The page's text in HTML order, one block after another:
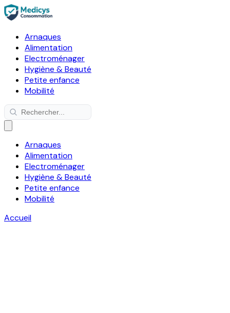
Arnaques
Alimentation
Electroménager
Hygiène & Beauté
Petite enfance
Mobilité
Arnaques
Alimentation
Electroménager
Hygiène & Beauté
Petite enfance
Mobilité
Accueil